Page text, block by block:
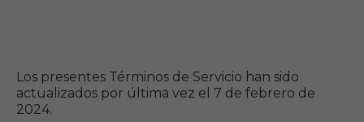
Los presentes Términos de Servicio han sido
actualizados por última vez el 7 de febrero de
2024.